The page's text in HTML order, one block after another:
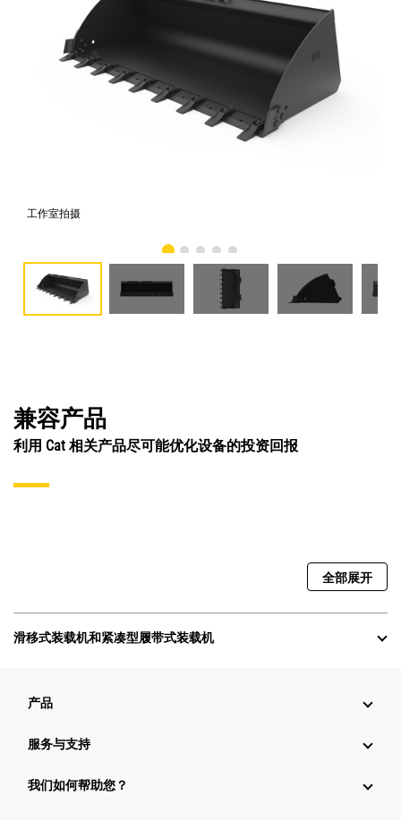
工作室拍摄
兼容产品
利用 Cat 相关产品尽可能优化设备的投资回报
全部展开
滑移式装载机和紧凑型履带式装载机
产品
服务与支持
我们如何帮助您？